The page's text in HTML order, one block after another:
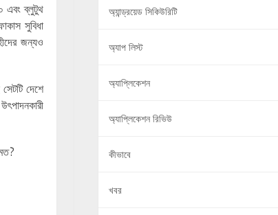
এবং ব্লুটুথ
সুবিধা
জন্যও
দেশে
অ্যান্ড্রয়েড সিকিউরিটি
অ্যাপ লিস্ট
অ্যাপ্লিকেশন
অ্যাপ্লিকেশন রিভিউ
কীভাবে
খবর